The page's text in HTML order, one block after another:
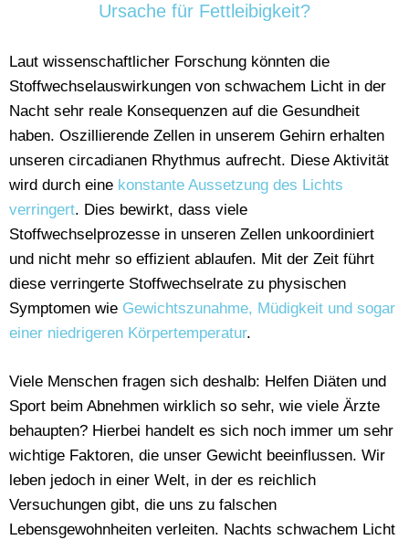
Ursache für Fettleibigkeit?
Laut wissenschaftlicher Forschung könnten die
Stoffwechselauswirkungen von schwachem Licht in der
Nacht sehr reale Konsequenzen auf die Gesundheit
haben. Oszillierende Zellen in unserem Gehirn erhalten
unseren circadianen Rhythmus aufrecht. Diese Aktivität
wird durch eine konstante Aussetzung des Lichts
verringert. Dies bewirkt, dass viele
Stoffwechselprozesse in unseren Zellen unkoordiniert
und nicht mehr so effizient ablaufen. Mit der Zeit führt
diese verringerte Stoffwechselrate zu physischen
Symptomen wie Gewichtszunahme, Müdigkeit und sogar
einer niedrigeren Körpertemperatur.
Viele Menschen fragen sich deshalb: Helfen Diäten und
Sport beim Abnehmen wirklich so sehr, wie viele Ärzte
behaupten? Hierbei handelt es sich noch immer um sehr
wichtige Faktoren, die unser Gewicht beeinflussen. Wir
leben jedoch in einer Welt, in der es reichlich
Versuchungen gibt, die uns zu falschen
Lebensgewohnheiten verleiten. Nachts schwachem Licht